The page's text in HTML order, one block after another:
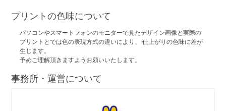
プリントの色味について
パソコンやスマートフォンのモニターで見たデザイン画像と実際の
プリントとでは色の表現方式の違いにより、 仕上がりの色味に差が
生じます。
予めご理解頂きますようお願いいたします。
事務所・運営について